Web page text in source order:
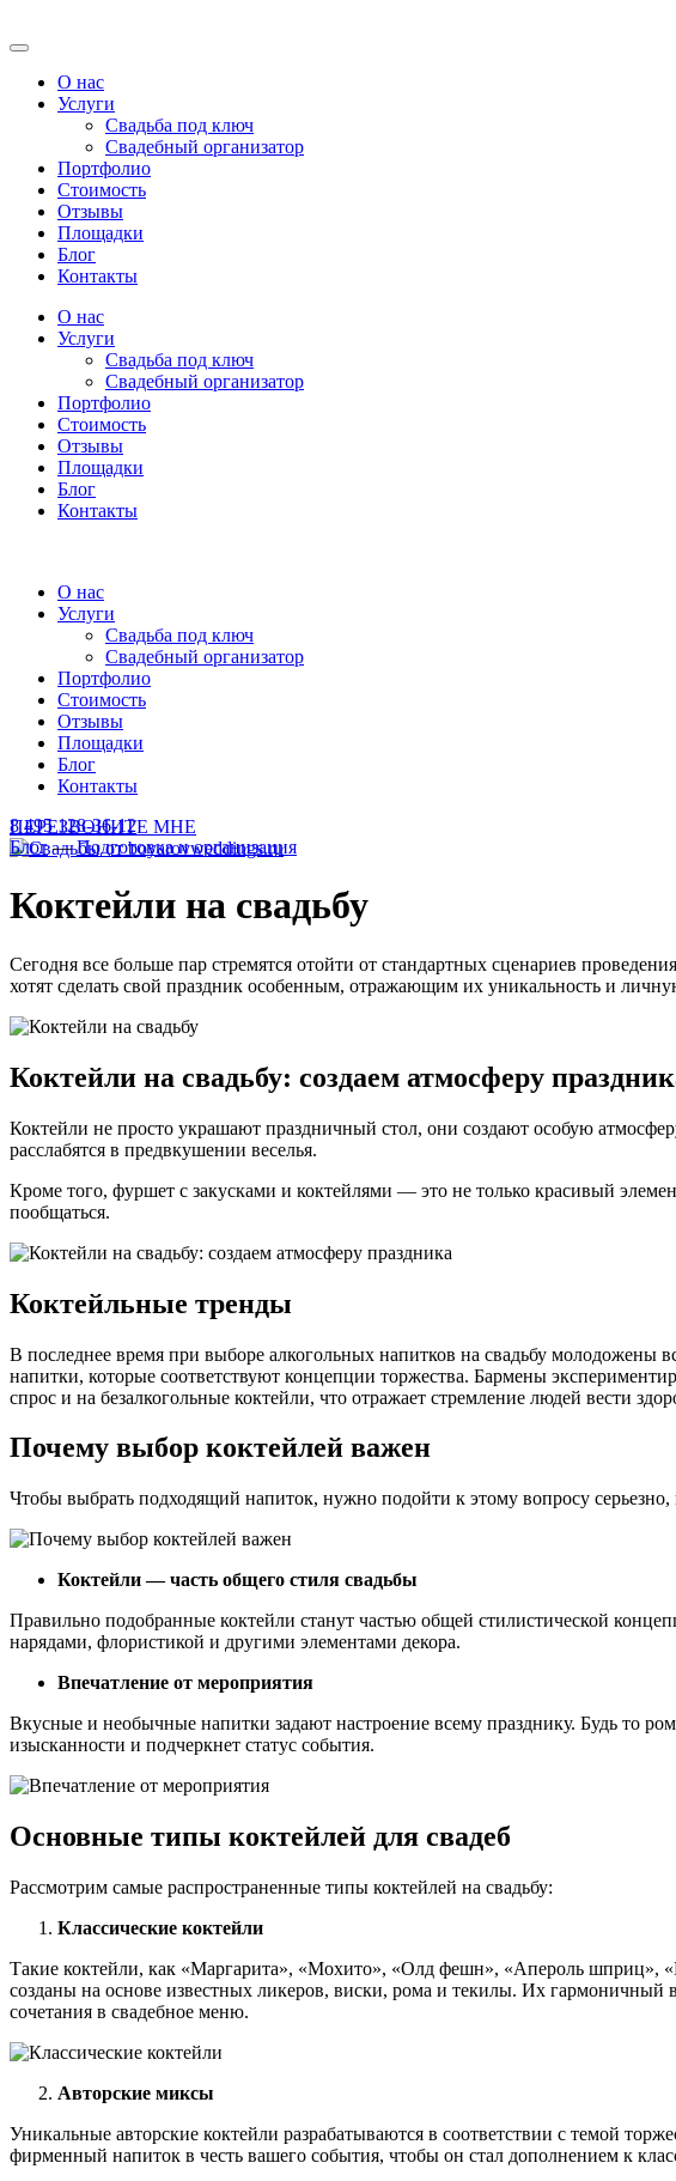
О нас
Услуги
Свадьба под ключ
Свадебный организатор
Портфолио
Стоимость
Отзывы
Площадки
Блог
Контакты
О нас
Услуги
Свадьба под ключ
Свадебный организатор
Портфолио
Стоимость
Отзывы
Площадки
Блог
Контакты
О нас
Услуги
Свадьба под ключ
Свадебный организатор
Портфолио
Стоимость
Отзывы
Площадки
Блог
Контакты
ПЕРЕЗВОНИТЕ МНЕ
8 495 128-36-12
Блог—Подготовка и организация
Коктейли на свадьбу
Сегодня все больше пар стремятся отойти от стандартных сценариев
хотят сделать свой праздник особенным, отражающим их уникальность и
Коктейли на свадьбу: создаем атмосферу
Коктейли не просто украшают праздничный стол, они создают особую
расслабятся в предвкушении веселья.
Кроме того, фуршет с закусками и коктейлями — это не только красивый
пообщаться.
Коктейльные тренды
В последнее время при выборе алкогольных напитков на свадьбу молодожены
напитки, которые соответствуют концепции торжества. Бармены
спрос и на безалкогольные коктейли, что отражает стремление людей вести
Почему выбор коктейлей важен
Чтобы выбрать подходящий напиток, нужно подойти к этому вопросу серьезно,
Коктейли — часть общего стиля свадьбы
Правильно подобранные коктейли станут частью общей стилистической
нарядами, флористикой и другими элементами декора.
Впечатление от мероприятия
Вкусные и необычные напитки задают настроение всему празднику. Будь то
изысканности и подчеркнет статус события.
Основные типы коктейлей для свадеб
Рассмотрим самые распространенные типы коктейлей на свадьбу:
Классические коктейли
Такие коктейли, как «Маргарита», «Мохито», «Олд фешн», «Апероль шприц»,
созданы на основе известных ликеров, виски, рома и текилы. Их гармоничный
сочетания в свадебное меню.
Авторские миксы
Уникальные авторские коктейли разрабатываются в соответствии с темой
фирменный напиток в честь вашего события, чтобы он стал дополнением к